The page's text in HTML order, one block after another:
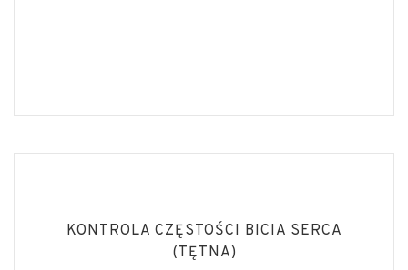
KONTROLA CZĘSTOŚCI BICIA SERCA
(TĘTNA)